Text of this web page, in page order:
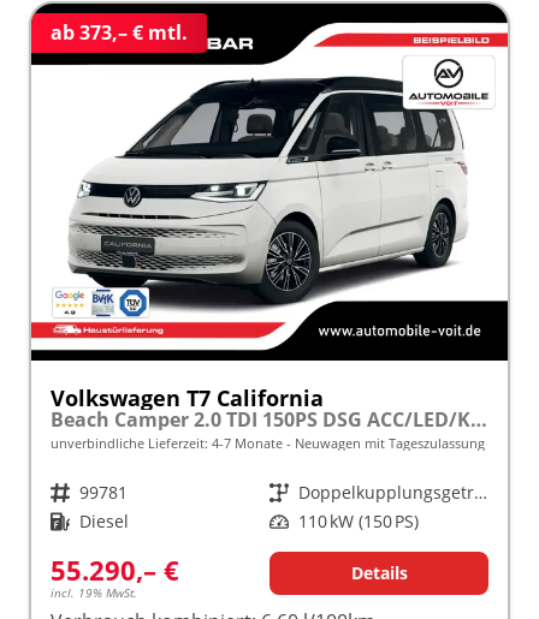
ab 373,– € mtl.
Volkswagen T7 California
Beach Camper 2.0 TDI 150PS DSG ACC/LED/KAMERA frei konfigurierbar!
unverbindliche Lieferzeit: 4-7 Monate Neuwagen mit Tageszulassung
Fahrzeugnr. 99781 Getriebe
Doppelkupplungsgetriebe (DSG)
Kraftstoff Diesel Leistung 110 kW (150 PS)
55.290,– €
incl. 19% MwSt.
Details